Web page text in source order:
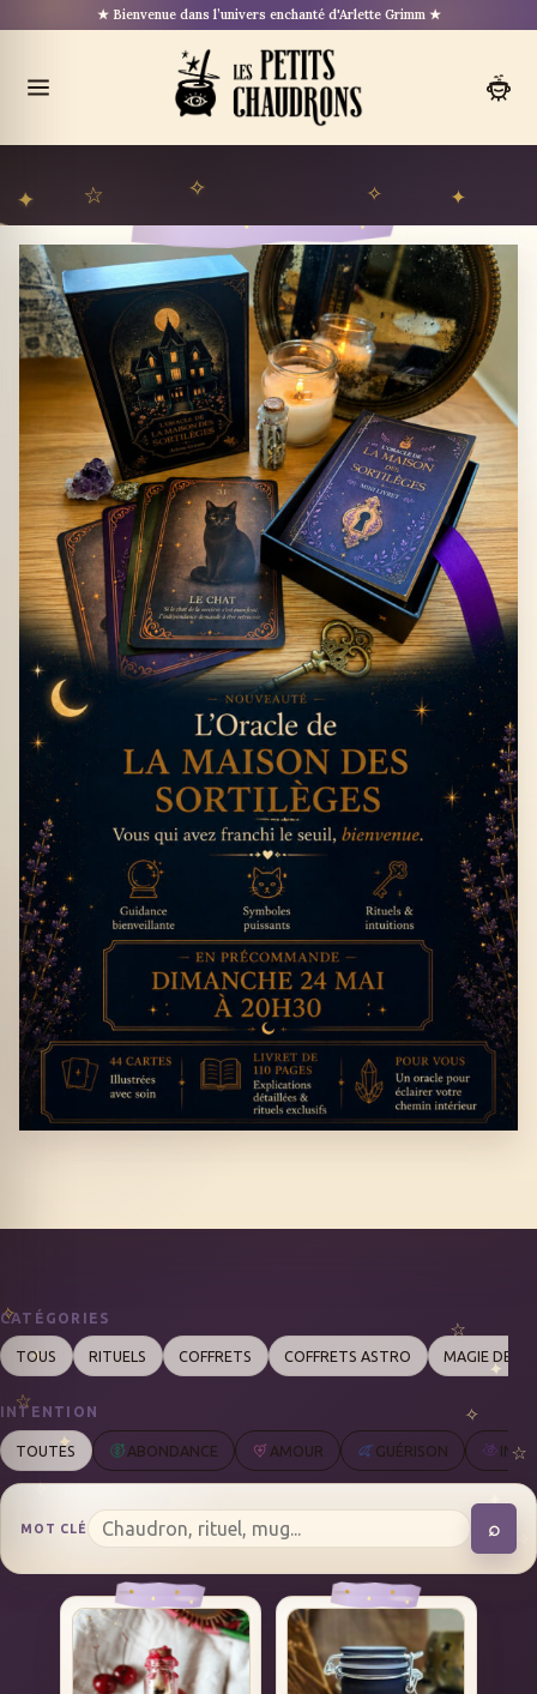
au
★ Bienvenue dans l’univers enchanté d'Arlette Grimm ★
Ouvrir
le
CATÉGORIES
TOUS RITUELS COFFRETS COFFRETS ASTRO MAGIE DES
INTENTION
TOUTES ABONDANCE AMOUR GUÉRISON
MOT CLÉ ⌕